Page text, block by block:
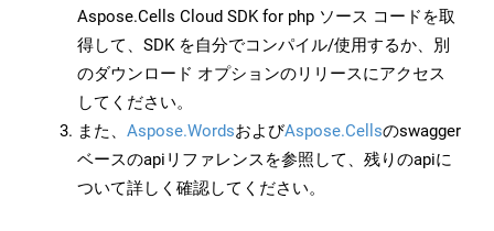
Aspose.Cells Cloud SDK for php ソース コードを取
得して、SDK を自分でコンパイル/使用するか、別
のダウンロード オプションのリリースにアクセス
してください。
また、 Aspose.WordsおよびAspose.Cellsのswagger
ベースのapiリファレンスを参照して、残りのapiに
ついて詳しく確認してください。